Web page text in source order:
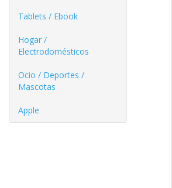
Tablets / Ebook
Hogar /
Electrodomésticos
Ocio / Deportes /
Mascotas
Apple